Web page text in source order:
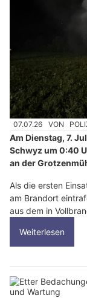
07.07.26 VON
Am Dienstag, 7.
Schwyz um 0:40
an der
Als die ersten
am Brandort
aus dem in
Weiterlesen